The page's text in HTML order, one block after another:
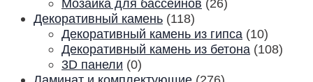
Мозаика для бассейнов (26)
Декоративный камень (118)
Декоративный камень из гипса (10)
Декоративный камень из бетона (108)
3D панели (0)